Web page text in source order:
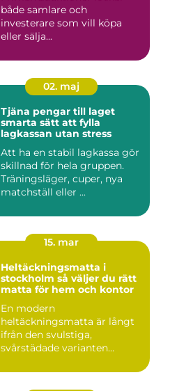
både samlare och
investerare som vill köpa
eller sälja...
02. maj
Tjäna pengar till laget
smarta sätt att fylla
lagkassan utan stress
Att ha en stabil lagkassa gör
skillnad för hela gruppen.
Träningsläger, cuper, nya
matchställ eller ...
15. mar
Heltäckningsmatta i
stockholm så väljer du rätt
matta för hem och kontor
En modern
heltäckningsmatta är långt
ifrån den svulstiga,
svårstädade varianten